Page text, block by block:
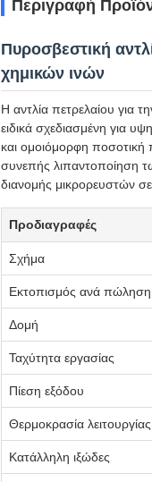
Περιγραφή
Πυροσβεστική
χημικών ινών
Η αντλία πετρελαίου για
ειδικά σχεδιασμένη για
και ομοιόμορφη ποσοτική
συνεπής λιπαντοποίηση
διανομής μικρορευστών
Προδιαγραφές
Σχήμα
Εκτοπισμός ανά πώληση
Δομή
Ταχύτητα εργασίας
Πίεση εξόδου
Θερμοκρασία λειτουργίας
Κατάλληλη ιξώδες